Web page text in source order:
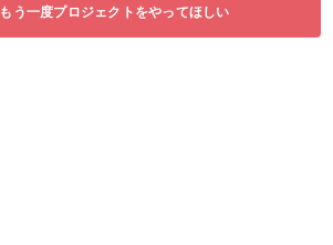
もう一度プロジェクトをやってほしい